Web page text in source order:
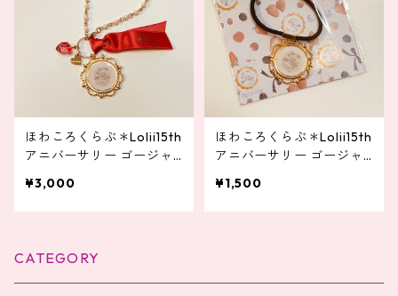
ほわころくらぶ＊Lolii15th
アニバーサリー ゴージャ
¥3,000
ほわころくらぶ＊Lolii15th
アニバーサリー ゴージャ
¥1,500
CATEGORY